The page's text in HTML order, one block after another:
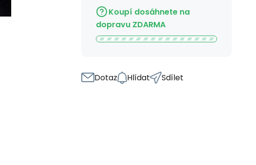
Koupí dosáhnete na
dopravu ZDARMA
Dotaz Hlídat Sdílet